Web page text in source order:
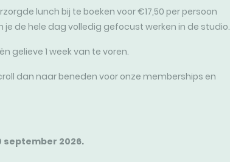
lunch bij te boeken voor €17,50 per persoon
de hele dag volledig gefocust werken in de studio.
gelieve 1 week van te voren.
dan naar beneden voor onze memberships en
september 2026.